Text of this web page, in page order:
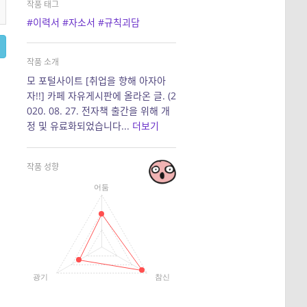
작품 태그
#이력서 #자소서 #규칙괴담
작품 소개
모 포털사이트 [취업을 향해 아자아
자!!] 카페 자유게시판에 올라온 글. (2
020. 08. 27. 전자책 출간을 위해 개
정 및 유료화되었습니다... 더보기
작품 성향
어둠
참신
광기